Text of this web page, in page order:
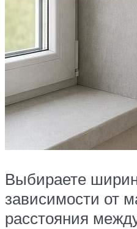
Выбираете
зависимости от
расстояния